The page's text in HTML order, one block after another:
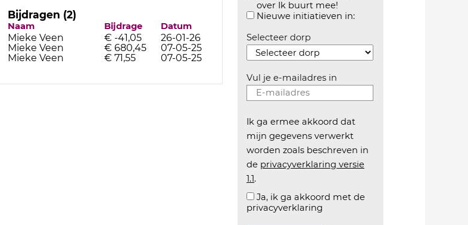
Bijdragen (2)
Naam Bijdrage Datum
Mieke Veen € -41,05
26-01-26
Mieke Veen
€ 680,45
07-05-25
Mieke Veen
€ 71,55 07-05-25
over Ik buurt mee!
Aanvinken om belangrijke informatie over
Nieuwe initiatieven in:Aanvinken om
Selecteer dorp
Vul je e-mailadres in
Ik ga ermee akkoord dat
mijn gegevens verwerkt
worden zoals beschreven in
de privacyverklaring versie
1.1.
Ja, ik ga akkoord met de
privacyverklaring